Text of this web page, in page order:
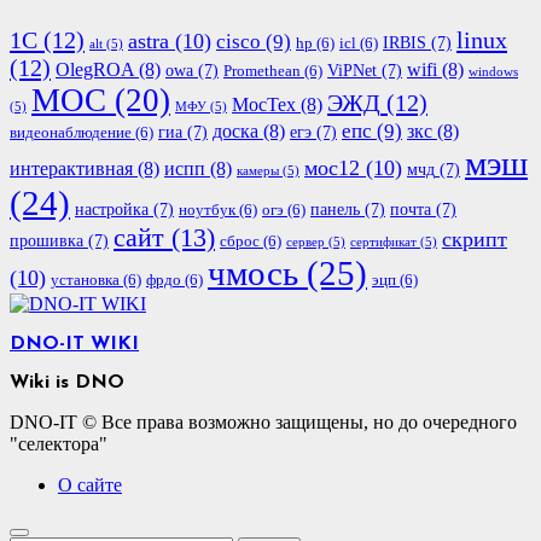
1С (12) alt (5) astra (10) cisco (9) hp (6) icl (6) IRBIS (7) linux
(12) OlegROA(8) owa (7) Promethean (6) ViPNet (7) wifi (8) windows
(5) МОС (20) МФУ (5) МосТех (8) ЭЖД (12)
видеонаблюдение (6) гиа (7) доска (8) егэ (7) епс (9) зкс (8)
интерактивная (8) испп (8) камеры (5) мос12 (10) мчд (7) мэш
(24) настройка (7) ноутбук(6) огэ (6) панель (7) почта (7)
прошивка (7) сайт (13) сброс (6) сервер (5) сертификат (5) скрипт
(10) установка (6) фрдо (6) чмось (25) эцп (6)
DNO-IT WIKI
Wiki is DNO
DNO-IT © Все права возможно защищены, но до очередного
"селектора"
О сайте